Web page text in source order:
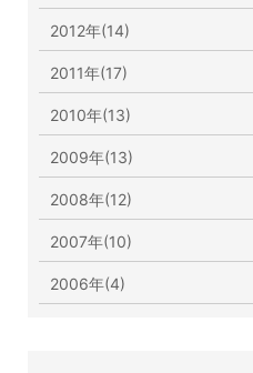
2012年(14)
2011年(17)
2010年(13)
2009年(13)
2008年(12)
2007年(10)
2006年(4)